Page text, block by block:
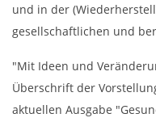
und in der
gesellschaftlichen und
"Mit Ideen und
Überschrift der
aktuellen Ausgabe